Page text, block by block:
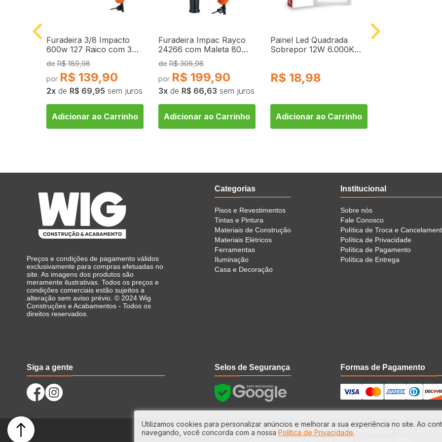
Furadeira 3/8 Impacto
600w 127 Raico com 3
Brocas
R$ 189,98
R$ 139,90
2 de R$ 69,95 sem juros
Adicionar ao Carrinho
Furadeira Impac Rayco
24266 com Maleta 80
Peças - 127V
R$ 306,98
R$ 199,90
3 de R$ 66,63 sem juros
Adicionar ao Carrinho
Painel Led Quadrada
Sobrepor 12W 6.000K
R$ 18,98
Adicionar ao Carrinho
Preços e condições de pagamento válidos
exclusivamente para compras efetuadas no
site. As imagens dos produtos são
meramente ilustrativas. Todos os preços e
condições comerciais estão sujeitos a
alteração sem aviso prévio. © 2024 Wig
Construções e Acabamentos - Todos os
direitos reservados.
Categorias
Pisos e Revestimentos
Tintas e Pintura
Materiais de Construção
Materiais Elétricos
Ferramentas
Iluminação
Casa e Decoração
Institucional
Sobre nós
Fale Conosco
Política de Troca e
Política de Privacidade
Política de Pagamento
Política de Entrega
Siga a gente Selos de Segurança Formas de Pagamento
Wig Construção & Acabamento © 2023 - Todos os direitos reservados. CNPJ: nº
Utilizamos cookies para personalizar anúncios e melhorar a sua experiência no site. Ao
navegando, você concorda com a nossa Política de Privacidade.